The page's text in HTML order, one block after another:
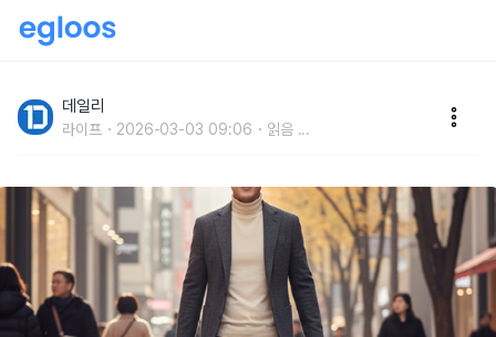
분석 데일리
라이프 2026-03-03 09:06 읽음 ...